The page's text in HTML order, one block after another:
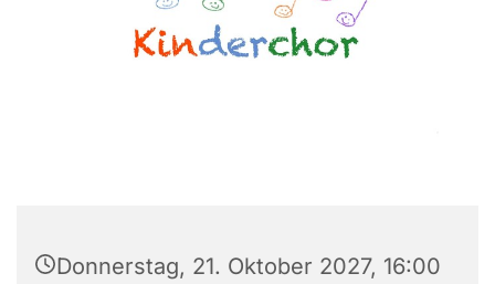
Donnerstag, 21. Oktober 2027, 16:00